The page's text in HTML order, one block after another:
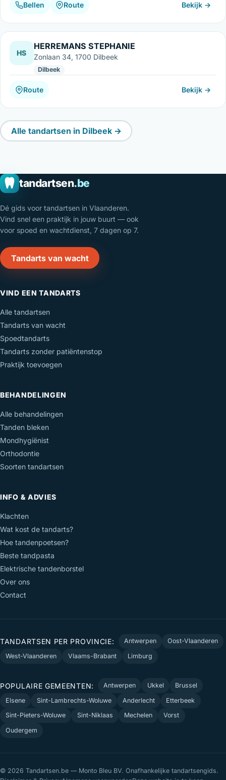
Bellen Route Bekijk →
HS
HERREMANS STEPHANIE
Zonlaan 34, 1700 Dilbeek
Dilbeek
Route Bekijk →
Alle tandartsen in Dilbeek →
tandartsen.be
Dé gids voor tandartsen in Vlaanderen.
Vind snel een praktijk in jouw buurt — ook
voor spoed en wachtdienst, 7 dagen op 7.
Tandarts van wacht
VIND EEN TANDARTS
Alle tandartsen
Tandarts van wacht
Spoedtandarts
Tandarts zonder patiëntenstop
Praktijk toevoegen
BEHANDELINGEN
Alle behandelingen
Tanden bleken
Mondhygiënist
Orthodontie
Soorten tandartsen
INFO & ADVIES
Klachten
Wat kost de tandarts?
Hoe tandenpoetsen?
Beste tandpasta
Elektrische tandenborstel
Over ons
Contact
TANDARTSEN PER PROVINCIE: Antwerpen
Oost-Vlaanderen
West-Vlaanderen
Vlaams-Brabant Limburg
POPULAIRE GEMEENTEN: Antwerpen Ukkel
Brussel
Elsene
Sint-Lambrechts-Woluwe Anderlecht
Etterbeek
Sint-Pieters-Woluwe
Sint-Niklaas Mechelen
Vorst
Oudergem
© 2026 Tandartsen.be — Monto Bleu BV. Onafhankelijke tandartsengids.